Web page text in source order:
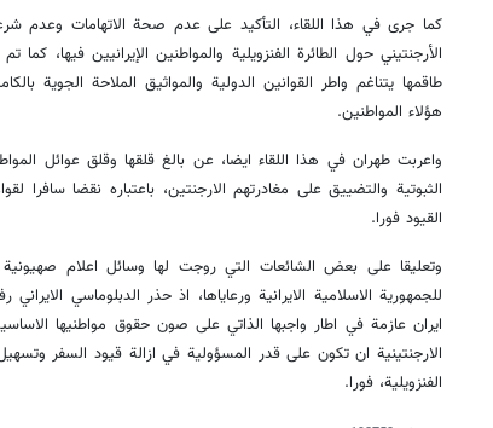
كما جرى في هذا اللقاء، التأكيد على عدم صحة الاتهامات وعدم
الأرجنتيني حول الطائرة الفنزويلية والمواطنين الإيرانيين فيها، كما
طاقمها يتناغم واطر القوانين الدولية والمواثيق الملاحة الجوية
هؤلاء المواطنين.
واعربت طهران في هذا اللقاء ايضا، عن بالغ قلقها وقلق عوائل
الثبوتية والتضييق على مغادرتهم الارجنتين، باعتباره نقضا
القيود فورا.
وتعليقا على بعض الشائعات التي روجت لها وسائل اعلام
للجمهورية الاسلامية الايرانية ورعاياها، اذ حذر الدبلوماسي
ايران عازمة في اطار واجبها الذاتي على صون حقوق مواطنيها
الارجنتينية ان تكون على قدر المسؤولية في ازالة قيود السفر
الفنزويلية، فورا.